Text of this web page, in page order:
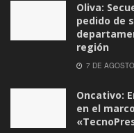
Oliva:
pedido de
región
7 DE
Oncativo:
en el